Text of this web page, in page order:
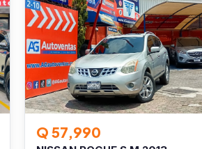
Q 57,990